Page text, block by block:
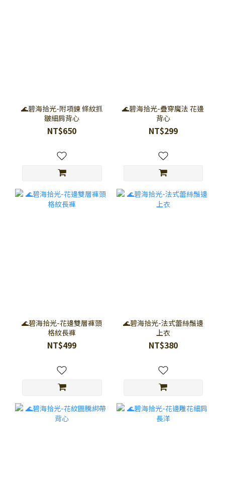
🌊碧海拾光-附項鍊 條紋抓
皺細肩背心
NT$650
🌊碧海拾光-疊穿魔法 花邊
背心
NT$299
🌊碧海拾光-花邊雙層褲頭
格紋長褲
NT$499
🌊碧海拾光-法式蕾絲鬚邊
上衣
NT$380